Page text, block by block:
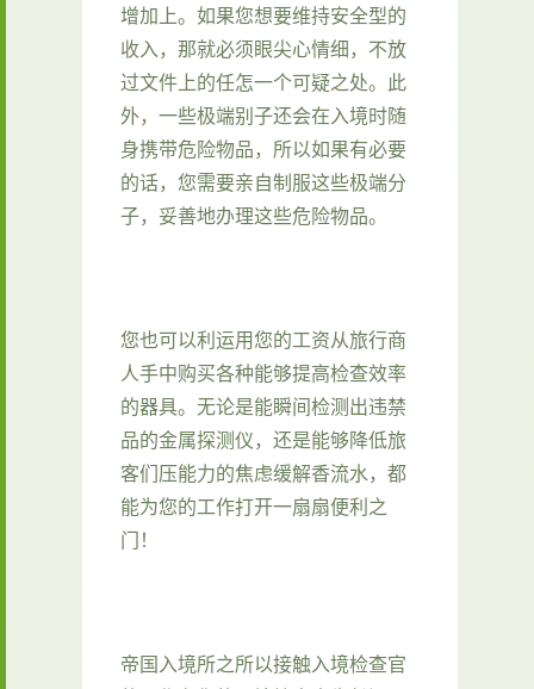
增加上。如果您想要维持安全型的
收入，那就必须眼尖心情细，不放
过文件上的任怎一个可疑之处。此
外，一些极端别子还会在入境时随
身携带危险物品，所以如果有必要
的话，您需要亲自制服这些极端分
子，妥善地办理这些危险物品。
您也可以利运用您的工资从旅行商
人手中购买各种能够提高检查效率
的器具。无论是能瞬间检测出违禁
品的金属探测仪，还是能够降低旅
客们压能力的焦虑缓解香流水，都
能为您的工作打开一扇扇便利之
门！
帝国入境所之所以接触入境检查官